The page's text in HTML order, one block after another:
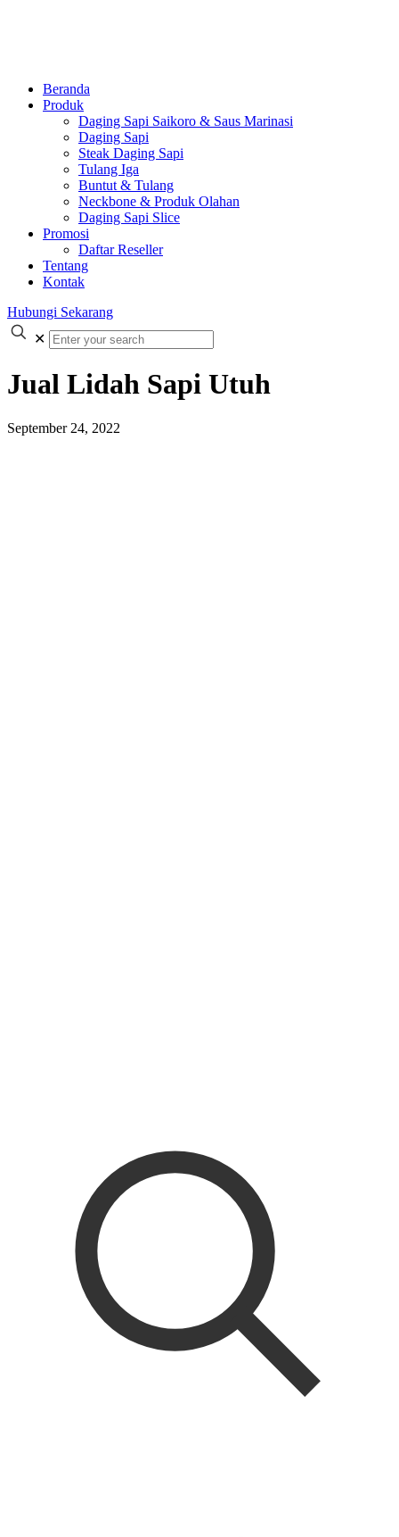
Beranda
Produk
Daging Sapi Saikoro & Saus Marinasi
Daging Sapi
Steak Daging Sapi
Tulang Iga
Buntut & Tulang
Neckbone & Produk Olahan
Daging Sapi Slice
Promosi
Daftar Reseller
Tentang
Kontak
Hubungi Sekarang
✕
Jual Lidah Sapi Utuh
September 24, 2022